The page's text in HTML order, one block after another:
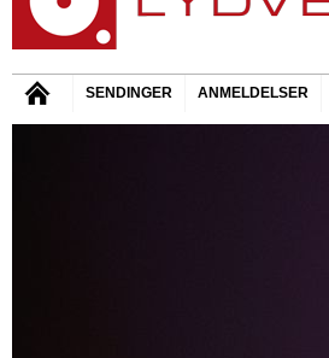
SENDINGER ANMELDELSER